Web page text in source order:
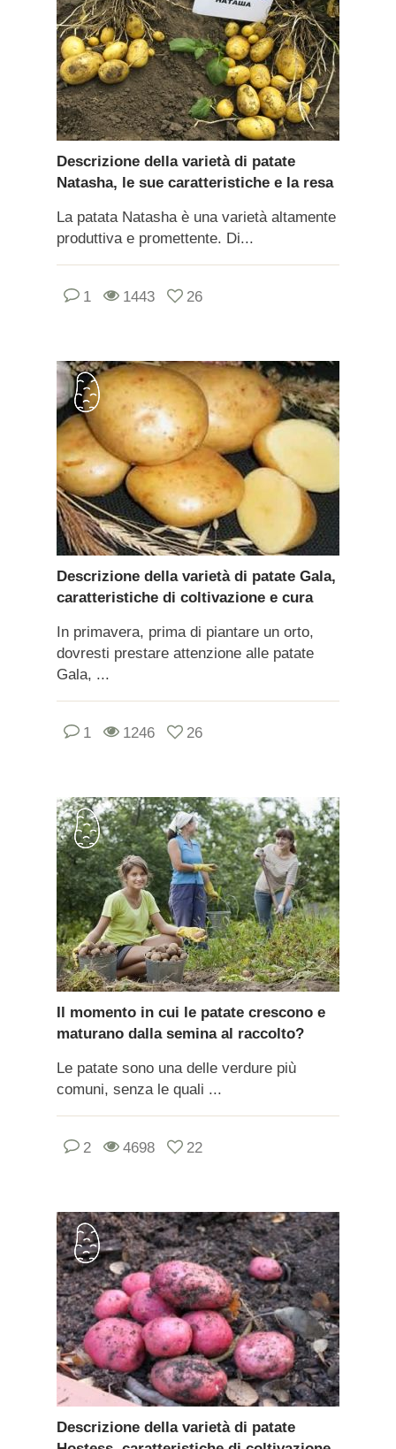
Descrizione della varietà di patate
Natasha, le sue caratteristiche e la resa
La patata Natasha è una varietà altamente
produttiva e promettente. Di...
1 1443 26
Descrizione della varietà di patate Gala,
caratteristiche di coltivazione e cura
In primavera, prima di piantare un orto,
dovresti prestare attenzione alle patate
Gala, ...
1 1246 26
Il momento in cui le patate crescono e
maturano dalla semina al raccolto?
Le patate sono una delle verdure più
comuni, senza le quali ...
2 4698 22
Descrizione della varietà di patate